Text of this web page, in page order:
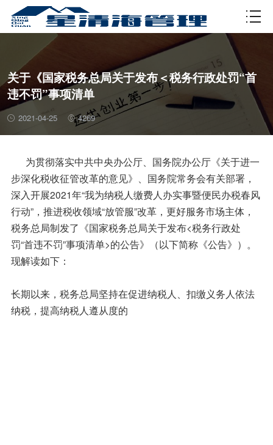
资质许可
关于《国家税务总局关于发布＜税务行政处罚“首
违不罚”事项清单
2021-04-25 4269
为贯彻落实中共中央办公厅、国务院办公厅《关于进一
步深化税收征管改革的意见》、国务院常务会有关部署，
深入开展2021年“我为纳税人缴费人办实事暨便民办税春风
行动”，推进税收领域“放管服”改革，更好服务市场主体，
税务总局制发了《国家税务总局关于发布<税务行政处
罚“首违不罚”事项清单>的公告》（以下简称《公告》）。
现解读如下：
长期以来，税务总局坚持在促进纳税人、扣缴义务人依法
纳税，提高纳税人遵从度的